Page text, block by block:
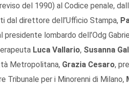
del 1990) al Codice penale,
dal direttore dell’Ufficio Stampa,
lombardo dell’Odg
Luca Vallario, Susanna
Metropolitana, Grazia Cesaro,
Tribunale per i Minorenni di Milano,